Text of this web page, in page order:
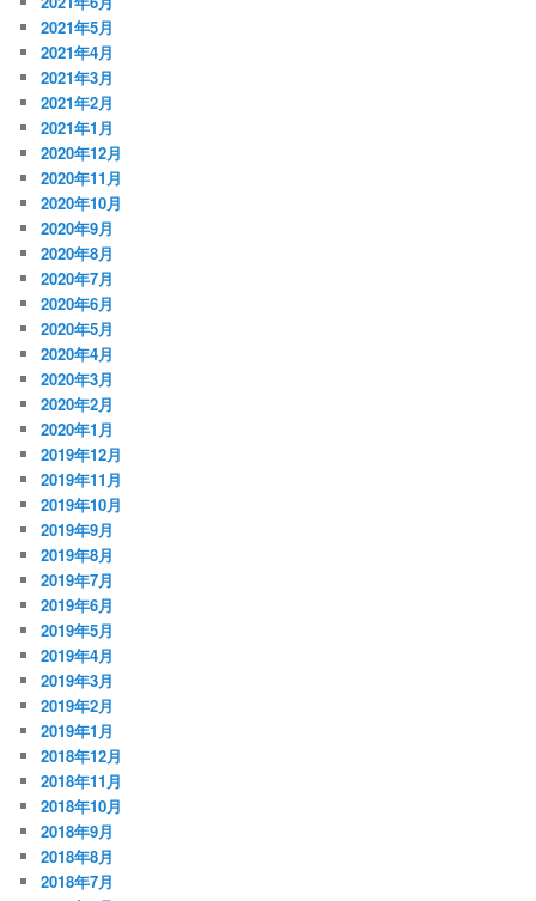
2021年5月
2021年4月
2021年3月
2021年2月
2021年1月
2020年12月
2020年11月
2020年10月
2020年9月
2020年8月
2020年7月
2020年6月
2020年5月
2020年4月
2020年3月
2020年2月
2020年1月
2019年12月
2019年11月
2019年10月
2019年9月
2019年8月
2019年7月
2019年6月
2019年5月
2019年4月
2019年3月
2019年2月
2019年1月
2018年12月
2018年11月
2018年10月
2018年9月
2018年8月
2018年7月